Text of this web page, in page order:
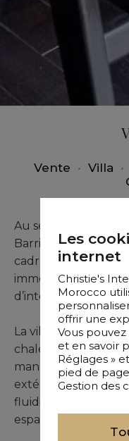
Vente • Villa •
Au sein du réputé
Barrière, cette
cadre de vie
immédiate de la
d’intérêt de
La villa accueille
chaleureux
manger et une
extérieurs, ces
fluidité et
espaces de vie en
Les
internet
Christie's
Morocco
offrir une
Vous
et en savoir
Réglages »
pied de
Gestion des